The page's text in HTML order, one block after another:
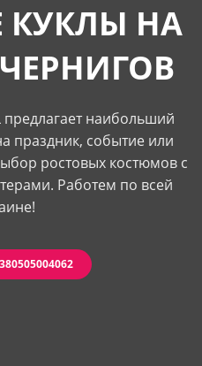
КУКЛЫ НА
предлагает наибольший
праздник, событие или
ростовых костюмов с
Работем по всей